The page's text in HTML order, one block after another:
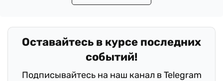
Оставайтесь в курсе последних
событий!
Подписывайтесь на наш канал в Telegram